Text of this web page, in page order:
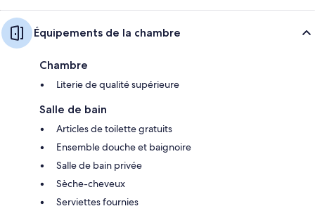
Équipements de la chambre
Chambre
Literie de qualité supérieure
Salle de bain
Articles de toilette gratuits
Ensemble douche et baignoire
Salle de bain privée
Sèche-cheveux
Serviettes fournies